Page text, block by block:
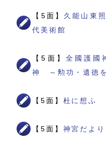
【5面】 久能山東
代美術館
【5面】 全國護國
神 ～勲功・遺徳
【5面】 杜に想ふ
【5面】 神宮だより